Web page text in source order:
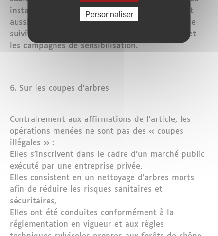
instances financières compétentes. Ils couvrent
aussi bien les travaux visibles que les études, le
suivi écologique, la mobilisation du personnel et
les campagnes de sensibilisation.
6. Sur les coupes d’arbres
Contrairement aux affirmations de l’article, les
opérations menées ne sont pas des « coupes
illégales » :
Elles s’inscrivent dans le cadre d’un marché public
exécuté par une entreprise privée,
Elles consistent en un nettoyage d’arbres morts
afin de réduire les risques sanitaires et
sécuritaires,
Elles ont été conduites conformément à la
réglementation en vigueur et aux règles
Personnaliser